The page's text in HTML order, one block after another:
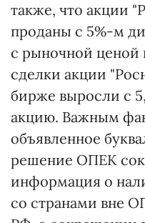
также, что акции
проданы с 5%-м
с рыночной ценой
сделки акции
бирже выросли с
акцию. Важным
объявленное
решение ОПЕК
информация о
со странами вне